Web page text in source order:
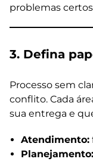
problemas
3. Defina
Processo sem
conflito. Cada
sua entrega e
Atendimento:
Planejamento: